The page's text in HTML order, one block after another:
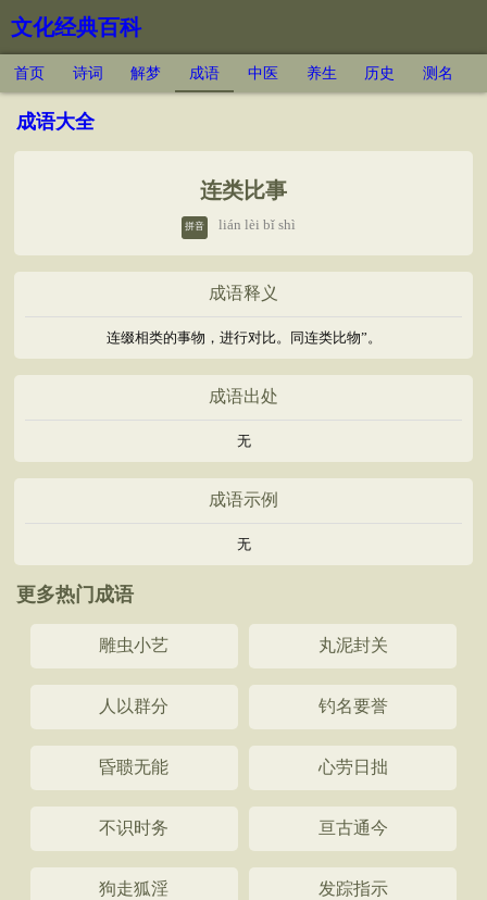
文化经典百科
首页 诗词 解梦 成语 中医 养生 历史 测名
成语大全
连类比事
拼音 lián lèi bǐ shì
成语释义
连缀相类的事物，进行对比。同连类比物”。
成语出处
无
成语示例
无
更多热门成语
雕虫小艺 丸泥封关
人以群分 钓名要誉
昏聩无能 心劳日拙
不识时务 亘古通今
狗走狐淫 发踪指示